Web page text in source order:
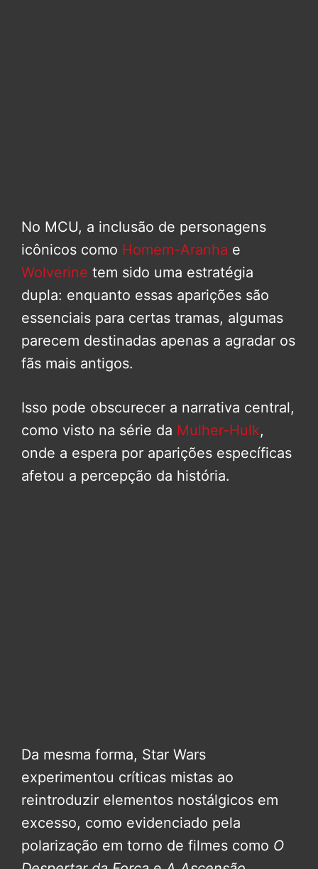
No MCU, a inclusão de personagens
icônicos como Homem-Aranha e
Wolverine tem sido uma estratégia
dupla: enquanto essas aparições são
essenciais para certas tramas, algumas
parecem destinadas apenas a agradar os
fãs mais antigos.
Isso pode obscurecer a narrativa central,
como visto na série da Mulher-Hulk,
onde a espera por aparições específicas
afetou a percepção da história.
Da mesma forma, Star Wars
experimentou críticas mistas ao
reintroduzir elementos nostálgicos em
excesso, como evidenciado pela
polarização em torno de filmes como O